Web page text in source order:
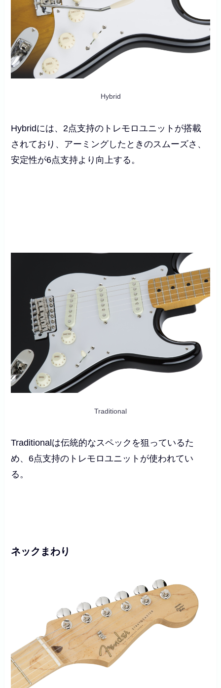
Hybrid
Hybridには、2点支持のトレモロユニットが搭載
されており、アーミングしたときのスムーズさ、
安定性が6点支持より向上する。
Traditional
Traditionalは伝統的なスペックを狙っているた
め、6点支持のトレモロユニットが使われてい
る。
ネックまわり